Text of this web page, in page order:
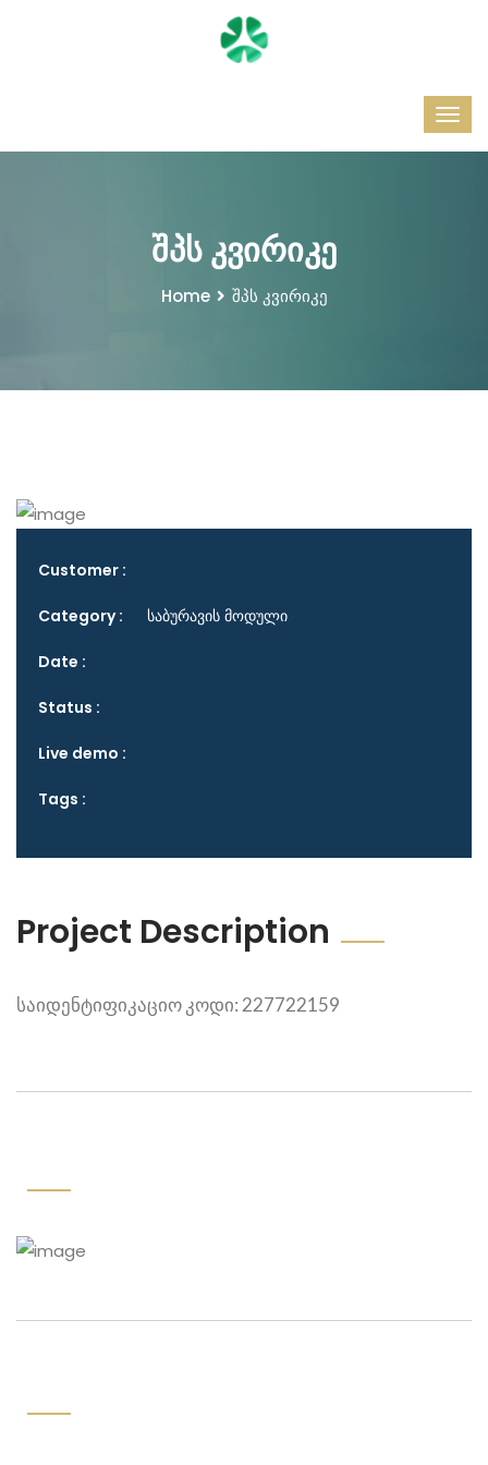
შპს კვირიკე
Home შპს კვირიკე
Customer :
Category : საბურავის მოდული
Date :
Status :
Live demo :
Tags :
Project Description
საიდენტიფიკაციო კოდი: 227722159